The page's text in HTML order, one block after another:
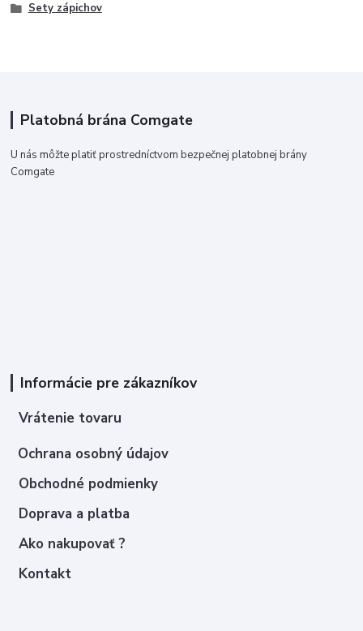
Sety zápichov
Platobná brána Comgate
U nás môžte platiť prostredníctvom bezpečnej platobnej brány
Comgate
Informácie pre zákazníkov
Vrátenie tovaru
Ochrana osobný údajov
Obchodné podmienky
Doprava a platba
Ako nakupovať ?
Kontakt